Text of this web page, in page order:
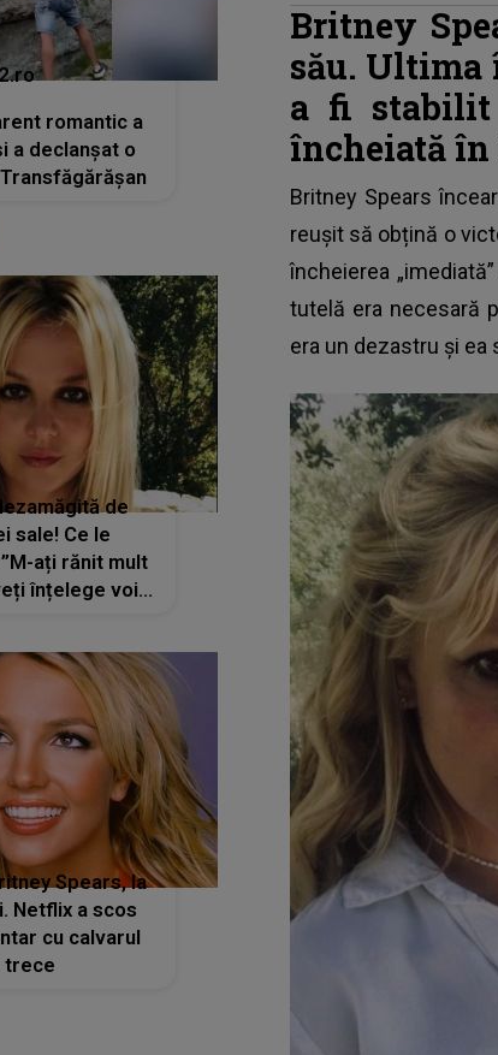
Britney
său. Ultima
a fi
încheiată
Britney Spears
reușit să obțină o
încheierea
tutelă era necesară
era un dezastru şi ea
romantic a
a declanșat o
de
sale! Ce le
ați rănit mult
înțelege voi
Spears, la
Netflix a scos
cu calvarul
trece